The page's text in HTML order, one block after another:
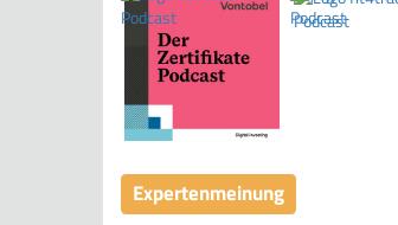
Expertenmeinung